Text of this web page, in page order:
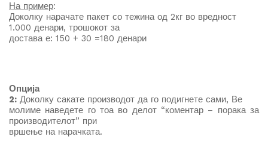
На пример:
Доколку нарачате пакет со тежина од 2кг во вредност
1.000 денари, трошокот за
достава е: 150 + 30 =180 денари
Опција
2: Доколку сакате производот да го подигнете сами, Ве
молиме наведете го тоа во делот “коментар – порака за
производителот” при
вршење на нарачката.